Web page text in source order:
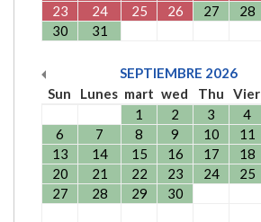
23
24 25 26 27 28
30
31
SEPTIEMBRE 2026
Sun
Lunes mart wed Thu Vier
1
2 3 4
6
7 8 9 10 11
13
14 15 16 17 18
20
21 22 23 24 25
27
28 29 30